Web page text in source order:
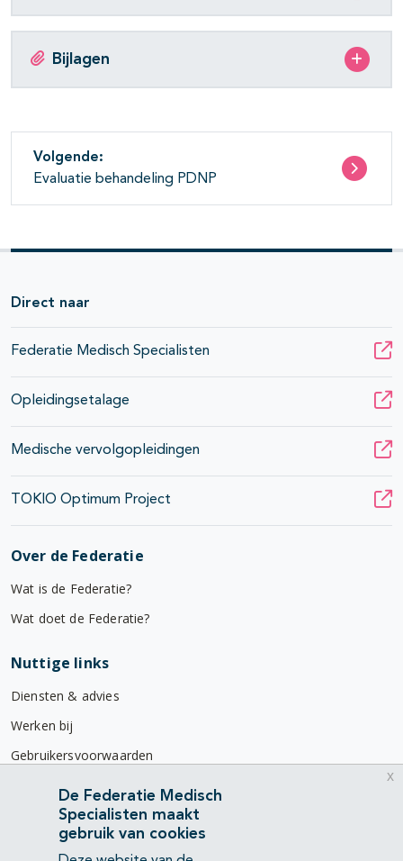
Bijlagen
Volgende:
Evaluatie behandeling PDNP
Direct naar
Federatie Medisch Specialisten
Opleidingsetalage
Medische vervolgopleidingen
TOKIO Optimum Project
Over de Federatie
Wat is de Federatie?
Wat doet de Federatie?
Nuttige links
Diensten & advies
Werken bij
Gebruikersvoorwaarden
Privacyverklaring
Contact
Mercatorlaan 1200
De Federatie Medisch
Specialisten maakt
gebruik van cookies
x